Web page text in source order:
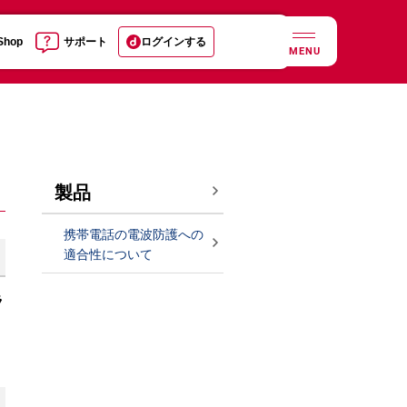
サポート ログインする
MENU
製品
携帯電話の電波防護への
適合性について